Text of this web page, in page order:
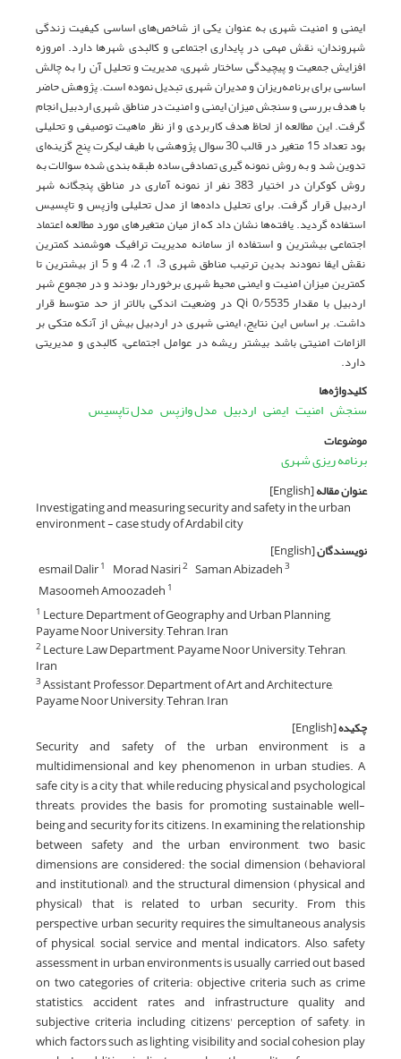
ایمنی و امنیت شهری به ‌عنوان یکی از شاخص‌های اساسی کیفیت زندگی
شهروندان، نقش مهمی در پایداری اجتماعی و کالبدی شهرها دارد. امروزه
افزایش جمعیت و پیچیدگی ساختار شهری، مدیریت و تحلیل آن را به چالش
اساسی برای برنامه‌ریزان و مدیران شهری تبدیل نموده است. پژوهش حاضر
با هدف بررسی و سنجش میزان ایمنی و امنیت در مناطق شهری اردبیل انجام
گرفت. این مطالعه از لحاظ هدف کاربردی و از نظر ماهیت توصیفی و تحلیلی
بود تعداد 15 متغیر در قالب 30 سوال پژوهشی با طیف لیکرت پنج گزینه‌ای
تدوین شد و به روش نمونه گیری تصادفی ساده طبقه بندی شده سوالات به
روش کوکران در اختیار 383 نفر از نمونه آماری در مناطق پنجگانه شهر
اردبیل قرار گرفت. برای تحلیل داده‌ها از مدل تحلیلی وازپس و تاپسیس
استفاده گردید. یافته‌ها نشان داد که از میان متغیرهای مورد مطالعه اعتماد
اجتماعی بیشترین و استفاده از سامانه مدیریت ترافیک هوشمند کمترین
نقش ایفا نمودند بدین ترتیب مناطق شهری 3، 1، 2، 4 و 5 از بیشترین تا
کمترین میزان امنیت و ایمنی محیط شهری برخوردار بودند و در مجموع شهر
اردبیل با مقدار Qi 0/5535 در وضعیت اندکی بالاتر از حد متوسط قرار
داشت. بر اساس این نتایج، ایمنی شهری در اردبیل بیش از آنکه متکی بر
الزامات امنیتی باشد بیشتر ریشه در عوامل اجتماعی، کالبدی و مدیریتی
دارد.
کلیدواژه‌ها
سنجش امنیت ایمنی اردبیل مدل وازپس مدل تاپسیس
موضوعات
برنامه ریزی شهری
عنوان مقاله[English]
Investigating and measuring security and safety in the urban
environment - case study of Ardabil city
نویسندگان[English]
esmail Dalir1 Morad Nasiri2 Saman Abizadeh3
Masoomeh Amoozadeh 1
1 Lecture, Department of Geography and Urban Planning,
Payame Noor University, Tehran, Iran
2Lecture, Law Department, Payame Noor University, Tehran,
Iran
3Assistant Professor, Department of Art and Architecture,
Payame Noor University, Tehran, Iran
چکیده[English]
Security and safety of the urban environment is a
multidimensional and key phenomenon in urban studies. A
safe city is a city that, while reducing physical and psychological
threats, provides the basis for promoting sustainable well-
being and security for its citizens. In examining the relationship
between safety and the urban environment, two basic
dimensions are considered: the social dimension (behavioral
and institutional), and the structural dimension (physical and
physical) that is related to urban security. From this
perspective, urban security requires the simultaneous analysis
of physical, social, service and mental indicators. Also, safety
assessment in urban environments is usually carried out based
on two categories of criteria: objective criteria such as crime
statistics, accident rates and infrastructure quality and
subjective criteria including citizens' perception of safety, in
which factors such as lighting, visibility and social cohesion play